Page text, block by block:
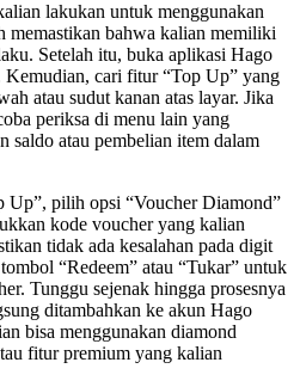
lakukan untuk menggunakan
memastikan bahwa kalian memiliki
Setelah itu, buka aplikasi Hago
Kemudian, cari fitur “Top Up” yang
atau sudut kanan atas layar. Jika
periksa di menu lain yang
saldo atau pembelian item dalam
Up”, pilih opsi “Voucher Diamond”
kode voucher yang kalian
tidak ada kesalahan pada digit
“Redeem” atau “Tukar” untuk
Tunggu sejenak hingga prosesnya
ditambahkan ke akun Hago
bisa menggunakan diamond
fitur premium yang kalian